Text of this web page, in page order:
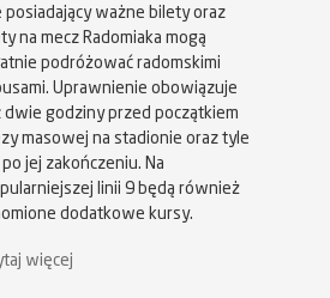
posiadający ważne bilety oraz
na mecz Radomiaka mogą
podróżować radomskimi
Uprawnienie obowiązuje
dwie godziny przed początkiem
masowej na stadionie oraz tyle
jej zakończeniu. Na
linii 9 będą również
dodatkowe kursy.
więcej